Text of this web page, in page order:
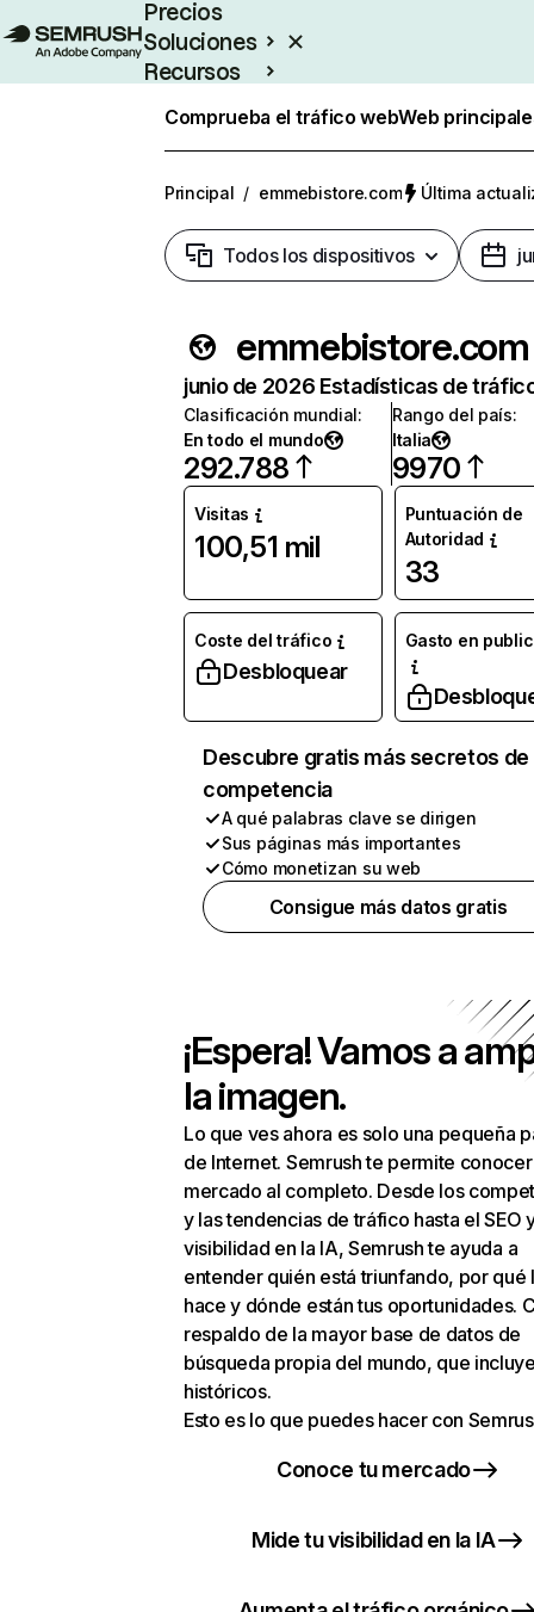
Precios
Soluciones
Recursos
Comprueba el tráfico webWeb
Principal / emmebistore.com Última
Todos los dispositivos
emmebistore.com
junio de 2026 Estadísticas de
Clasificación mundial:
En todo el mundo
292.788
Rango del país:
Italia
9970
Visitas
100,51 mil
Puntuación de
Autoridad
33
Coste del tráfico
Desbloquear
Gasto en
Descubre gratis más secretos de
competencia
A qué palabras clave se dirigen
Sus páginas más importantes
Cómo monetizan su web
Consigue más datos gratis
¡Espera! Vamos a
la imagen.
Lo que ves ahora es solo una pequeña
de Internet. Semrush te permite
mercado al completo. Desde los
y las tendencias de tráfico hasta el SEO
visibilidad en la IA, Semrush te ayuda a
entender quién está triunfando, por qué
hace y dónde están tus oportunidades.
respaldo de la mayor base de datos de
búsqueda propia del mundo, que
históricos.
Esto es lo que puedes hacer con
Conoce tu mercado
Mide tu visibilidad en la IA